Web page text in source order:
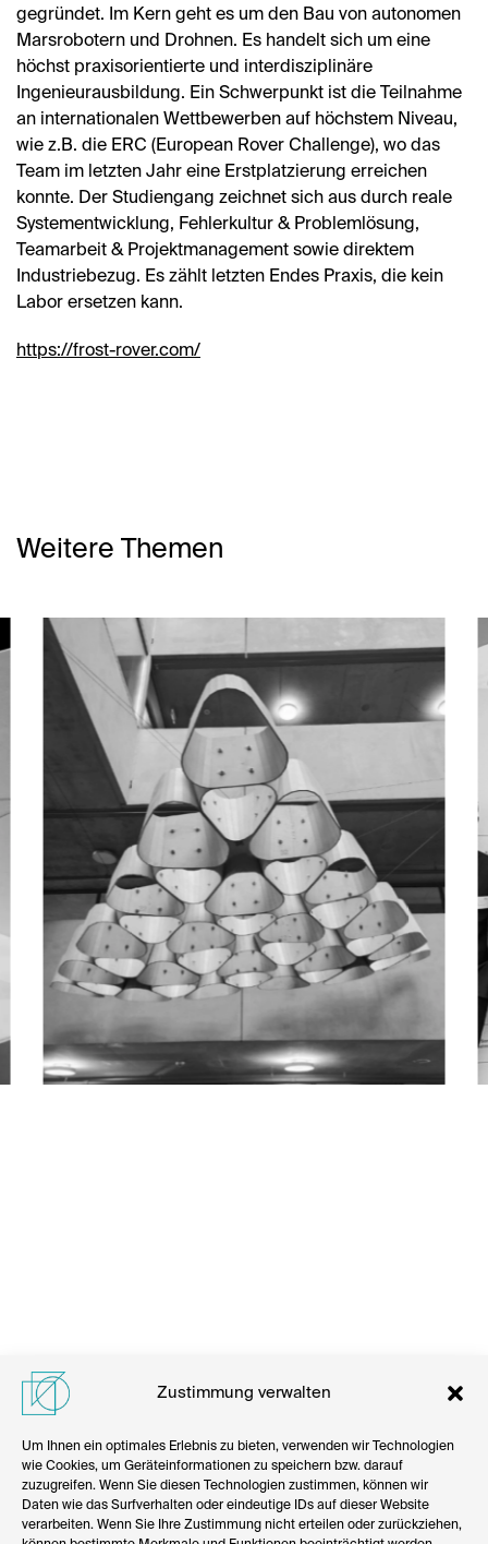
Zustimmung verwalten
Um Ihnen ein optimales Erlebnis zu bieten, verwenden wir Technologien
wie Cookies, um Geräteinformationen zu speichern bzw. darauf
zuzugreifen. Wenn Sie diesen Technologien zustimmen, können wir
Daten wie das Surfverhalten oder eindeutige IDs auf dieser Website
verarbeiten. Wenn Sie Ihre Zustimmung nicht erteilen oder zurückziehen,
gegründet. Im Kern geht es um den Bau von autonomen
Marsrobotern und Drohnen. Es handelt sich um eine
höchst praxisorientierte und interdisziplinäre
Ingenieurausbildung. Ein Schwerpunkt ist die Teilnahme
an internationalen Wettbewerben auf höchstem Niveau,
wie z.B. die ERC (European Rover Challenge), wo das
Team im letzten Jahr eine Erstplatzierung erreichen
konnte. Der Studiengang zeichnet sich aus durch reale
Systementwicklung, Fehlerkultur & Problemlösung,
Teamarbeit & Projektmanagement sowie direktem
Industriebezug. Es zählt letzten Endes Praxis, die kein
Labor ersetzen kann.
https://frost-rover.com/
Weitere Themen